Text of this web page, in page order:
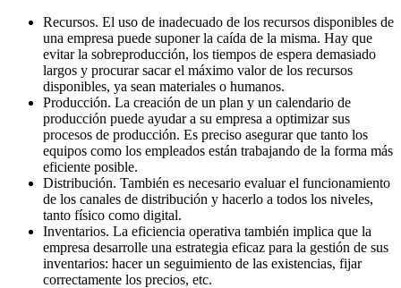
Recursos. El uso de inadecuado de los recursos disponibles de
una empresa puede suponer la caída de la misma. Hay que
evitar la sobreproducción, los tiempos de espera demasiado
largos y procurar sacar el máximo valor de los recursos
disponibles, ya sean materiales o humanos.
Producción. La creación de un plan y un calendario de
producción puede ayudar a su empresa a optimizar sus
procesos de producción. Es preciso asegurar que tanto los
equipos como los empleados están trabajando de la forma más
eficiente posible.
Distribución. También es necesario evaluar el funcionamiento
de los canales de distribución y hacerlo a todos los niveles,
tanto físico como digital.
Inventarios. La eficiencia operativa también implica que la
empresa desarrolle una estrategia eficaz para la gestión de sus
inventarios: hacer un seguimiento de las existencias, fijar
correctamente los precios, etc.